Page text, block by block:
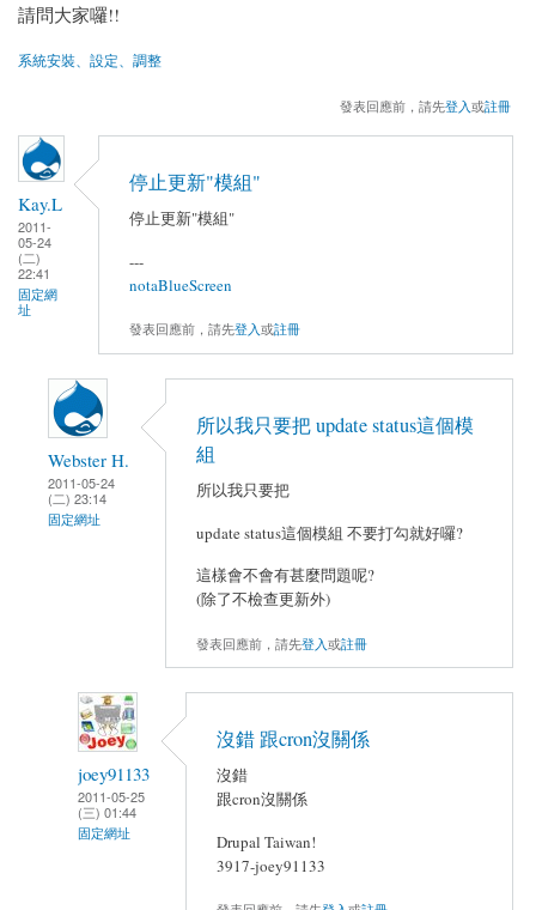
請問大家囉!!
系統安裝、設定、調整
發表回應前，請先登入或註冊
Kay.L
2011-
05-24
(二)
22:41
固定網
址
停止更新"模組"
停止更新"模組"
---
notaBlueScreen
發表回應前，請先登入或註冊
Webster H.
2011-05-24
(二) 23:14
固定網址
所以我只要把 update status這個模
組
所以我只要把
update status這個模組 不要打勾就好囉?
這樣會不會有甚麼問題呢?
(除了不檢查更新外)
發表回應前，請先登入或註冊
joey91133
2011-05-25
(三) 01:44
固定網址
沒錯 跟cron沒關係
沒錯
跟cron沒關係
Drupal Taiwan!
3917-joey91133